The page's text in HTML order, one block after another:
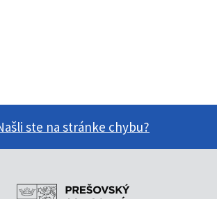
ste na stránke chybu?